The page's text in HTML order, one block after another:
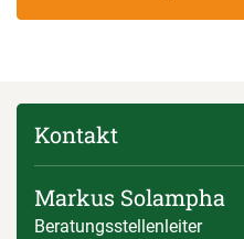
Kontakt
Markus Solampha
Beratungsstellenleiter